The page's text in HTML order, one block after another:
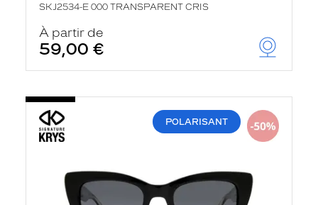
SKJ2534-E 000 TRANSPARENT CRIS
À partir de
59,00 €
POLARISANT